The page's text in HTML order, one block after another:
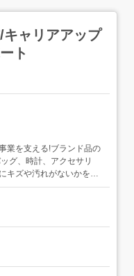
キャリアアップ
ト
業を支える!ブランド品の
グ、時計、アクセサリ
キズや汚れがないかを確
的な査定・鑑定業務はバ
容>・宅配買取や店舗か